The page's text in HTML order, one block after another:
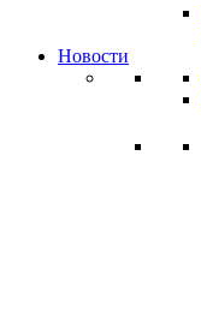
Новости